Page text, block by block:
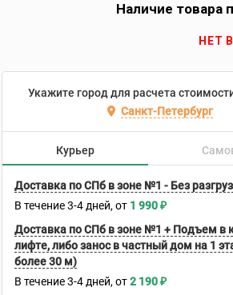
Наличие товара
НЕТ
Укажите город для расчета
Санкт-Петербург
Курьер
Доставка по СПб в зоне №1 - Без
В течение 3-4 дней 1 990₽
Доставка по СПб в зоне №1 + Подъем в
лифте, либо занос в частный дом на 1
более 30 м)
В течение 3-4 дней 2 190₽